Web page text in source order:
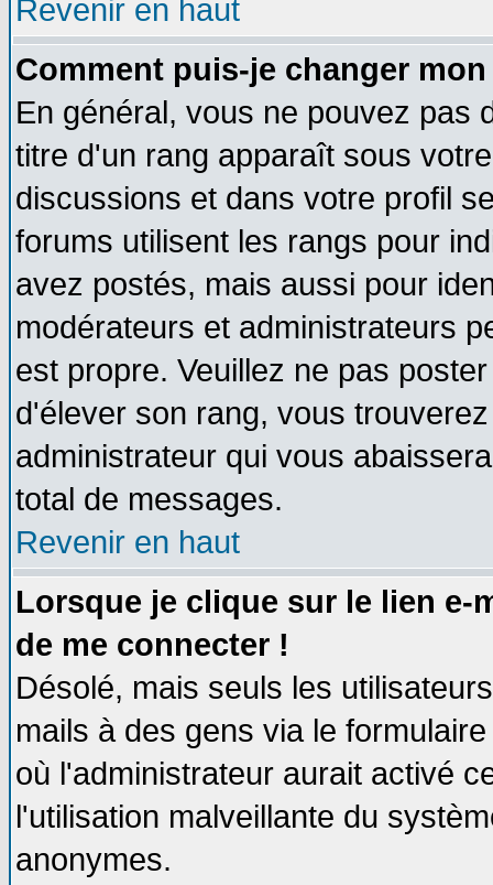
Revenir en haut
Comment puis-je changer
En général, vous ne pouvez pas
titre d'un rang apparaît sous
discussions et dans votre profil
forums utilisent les rangs pour
avez postés, mais aussi pour
modérateurs et administrateurs
est propre. Veuillez ne pas
d'élever son rang, vous
administrateur qui vous
total de messages.
Revenir en haut
Lorsque je clique sur le lien e-
de me connecter !
Désolé, mais seuls les
mails à des gens via le
où l'administrateur aurait activé
l'utilisation malveillante du
anonymes.